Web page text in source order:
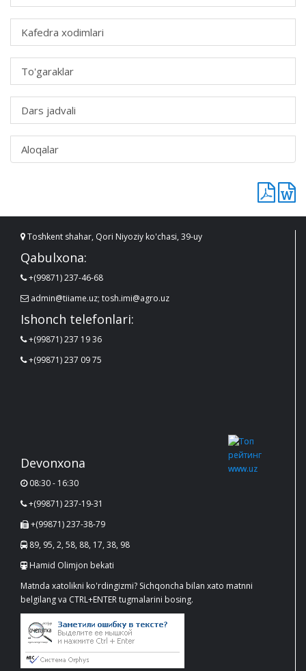
Kafedra xodimlari
To'garaklar
Dars jadvali
Aloqalar
Toshkent shahar, Qori Niyoziy ko'chasi, 39-uy
Qabulxona:
+(99871) 237-46-68
admin@tiiame.uz; tosh.imi@agro.uz
Ishonch telefonlari:
+(99871) 237 19 36
+(99871) 237 09 75
Devonxona
08:30 - 16:30
+(99871) 237-19-31
+(99871) 237-38-79
89, 95, 2, 58, 88, 17, 38, 98
Hamid Olimjon bekati
Matnda xatolikni ko'rdingizmi? Sichqoncha bilan xato matnni
belgilang va CTRL+ENTER tugmalarini bosing.